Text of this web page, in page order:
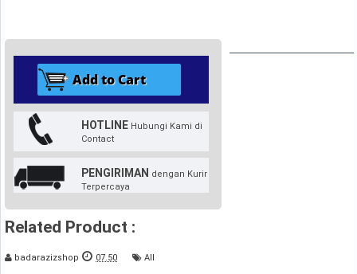
HOTLINE Hubungi Kami di
Contact
PENGIRIMAN dengan Kurir
Terpercaya
Related Product :
badarazizshop 07.50 All